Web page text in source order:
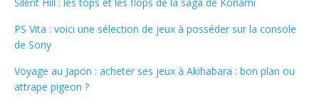
PS Vita : voici une sélection de jeux à posséder sur la console
de Sony
Voyage au Japon : acheter ses jeux à Akihabara : bon plan ou
attrape pigeon ?